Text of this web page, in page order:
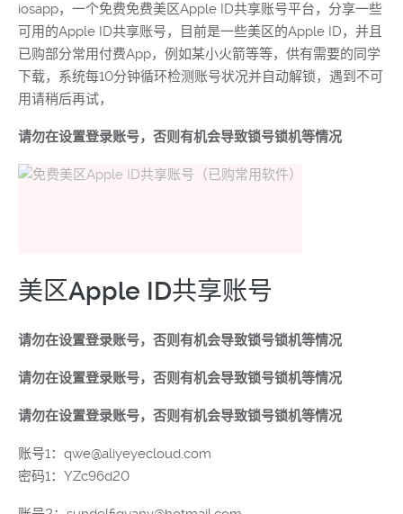
iosapp，一个免费免费美区Apple ID共享账号平台，分享一些
可用的Apple ID共享账号，目前是一些美区的Apple ID，并且
已购部分常用付费App，例如某小火箭等等，供有需要的同学
下载，系统每10分钟循环检测账号状况并自动解锁，遇到不可
用请稍后再试，
请勿在设置登录账号，否则有机会导致锁号锁机等情况
美区Apple ID共享账号
请勿在设置登录账号，否则有机会导致锁号锁机等情况
请勿在设置登录账号，否则有机会导致锁号锁机等情况
请勿在设置登录账号，否则有机会导致锁号锁机等情况
账号1：qwe@aliyeyecloud.com
密码1：YZc96d20